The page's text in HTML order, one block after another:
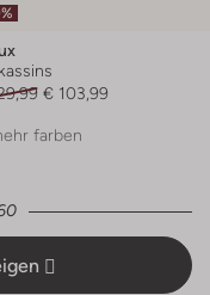
€ 103,99
farben